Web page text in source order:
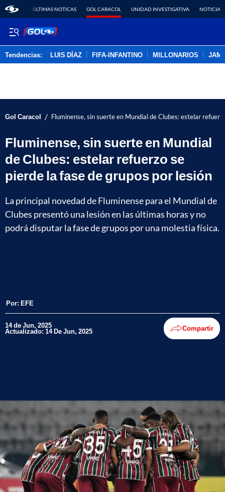
ÚLTIMAS NOTICAS GOL CARACOL UNIDAD INVESTIGATIVA NOTICIAS
Tendencias: LUIS DÍAZ FIFA-INFANTINO MILLONARIOS
Gol Caracol / Fluminense, sin suerte en Mundial de Clubes: estelar
Fluminense, sin suerte en Mundial
de Clubes: estelar refuerzo se
pierde la fase de grupos por lesión
La principal novedad de Fluminense para el Mundial de
Clubes presentó una lesión en las últimas horas y no
podrá disputar la fase de grupos por una molestia física.
Por: EFE
14 de Jun, 2025
Actualizado: 14 De Jun, 2025 Compartir